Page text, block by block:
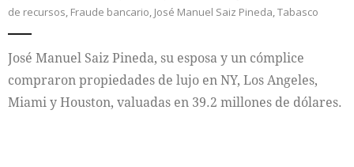
de recursos, Fraude bancario, José Manuel Saiz Pineda,Tabasco
José Manuel Saiz Pineda, su esposa y un cómplice
compraron propiedades de lujo en NY, Los Angeles,
Miami y Houston, valuadas en 39.2 millones de dólares.